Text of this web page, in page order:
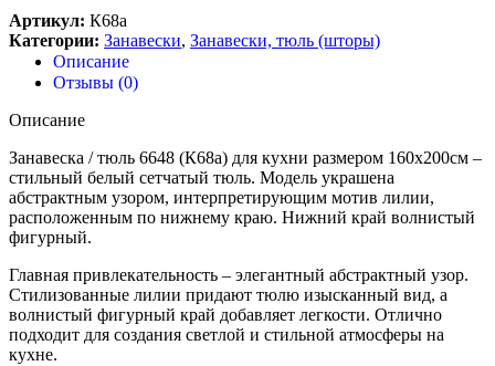
Артикул: К68а
Категории: Занавески, Занавески, тюль (шторы)
Описание
Отзывы (0)
Описание
Занавеска / тюль 6648 (К68а) для кухни размером 160х200см –
стильный белый сетчатый тюль. Модель украшена
абстрактным узором, интерпретирующим мотив лилии,
расположенным по нижнему краю. Нижний край волнистый
фигурный.
Главная привлекательность – элегантный абстрактный узор.
Стилизованные лилии придают тюлю изысканный вид, а
волнистый фигурный край добавляет легкости. Отлично
подходит для создания светлой и стильной атмосферы на
кухне.